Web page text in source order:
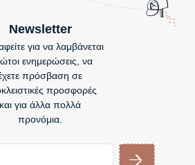
Newsletter
για να λαμβάνεται
ενημερώσεις, να
πρόσβαση σε
προσφορές
και για άλλα πολλά
προνόμια.